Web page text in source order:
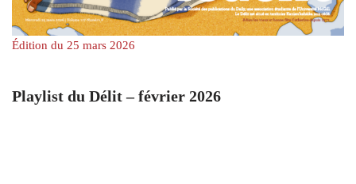
Édition du 25 mars 2026
Playlist du Délit – février 2026